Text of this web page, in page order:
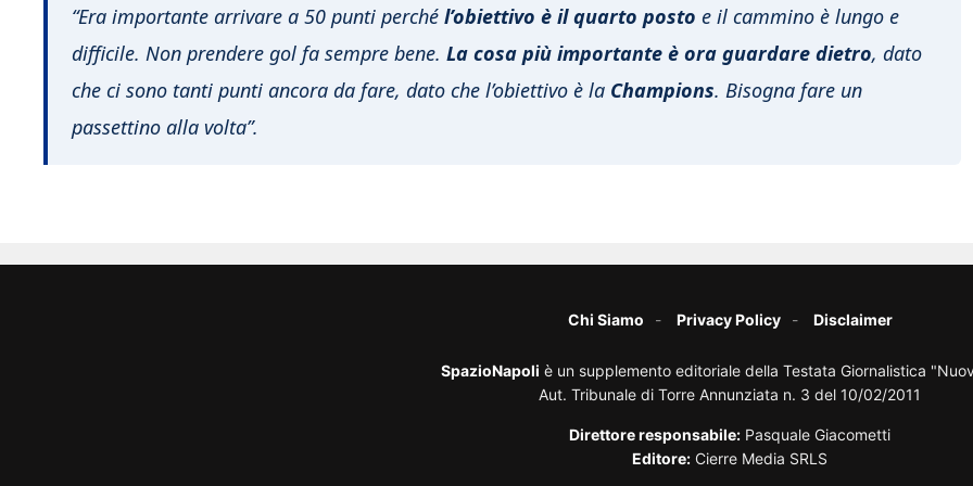
“Era importante arrivare a 50 punti perché l’obiettivo è il quarto posto e il cammino è lungo e
difficile. Non prendere gol fa sempre bene. La cosa più importante è ora guardare dietro, dato
che ci sono tanti punti ancora da fare, dato che l’obiettivo è la Champions. Bisogna fare un
passettino alla volta”.
Chi Siamo Privacy Policy Disclaimer
SpazioNapoli è un supplemento editoriale della Testata Giornalistica
Aut. Tribunale di Torre Annunziata n. 3 del 10/02/2011
Direttore responsabile: Pasquale Giacometti
Editore: Cierre Media SRLS